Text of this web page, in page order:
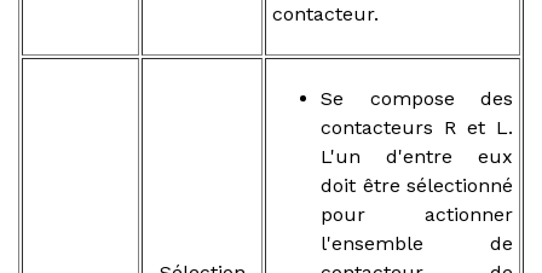
contacteur.
Se compose des
contacteurs R et L.
L'un d'entre eux
doit être sélectionné
pour actionner
l'ensemble de